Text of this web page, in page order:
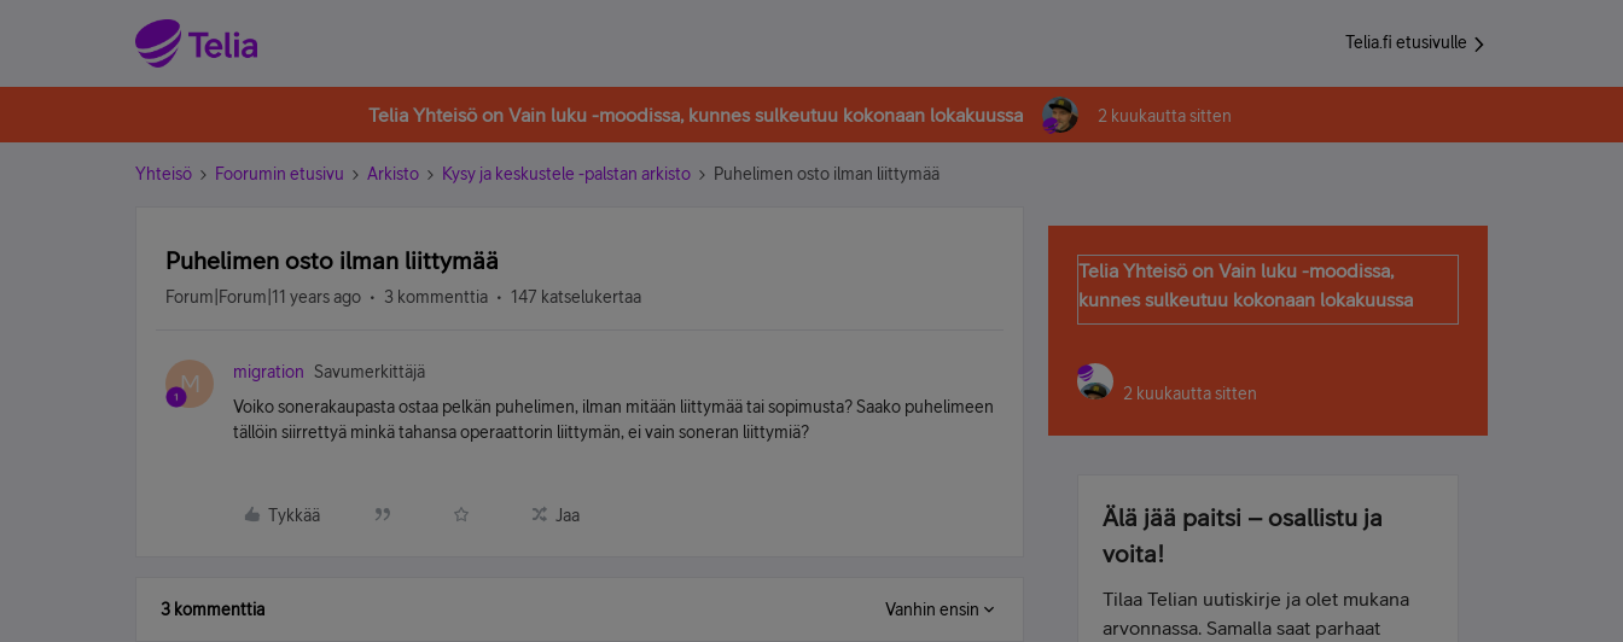
Telia.fi etusivulle
Telia Yhteisö on Vain luku -moodissa, kunnes sulkeutuu kokonaan lokakuussa 2 kuukautta sitten
Yhteisö Foorumin etusivu Arkisto Kysy ja keskustele -palstan arkisto Puhelimen osto ilman liittymää
Puhelimen osto ilman liittymää
Forum|Forum|11 years ago 3 kommenttia 147 katselukertaa
M migration
Savumerkittäjä
Voiko sonerakaupasta ostaa pelkän puhelimen, ilman mitään liittymää tai sopimusta? Saako puhelimeen
tällöin siirrettyä minkä tahansa operaattorin liittymän, ei vain soneran liittymiä?
Tykkää Jaa
3 kommenttia Vanhin ensin
Telia Yhteisö on Vain luku -moodissa,
kunnes sulkeutuu kokonaan lokakuussa
2 kuukautta sitten
Älä jää paitsi – osallistu ja
voita!
Tilaa Telian uutiskirje ja olet mukana
arvonnassa. Samalla saat parhaat